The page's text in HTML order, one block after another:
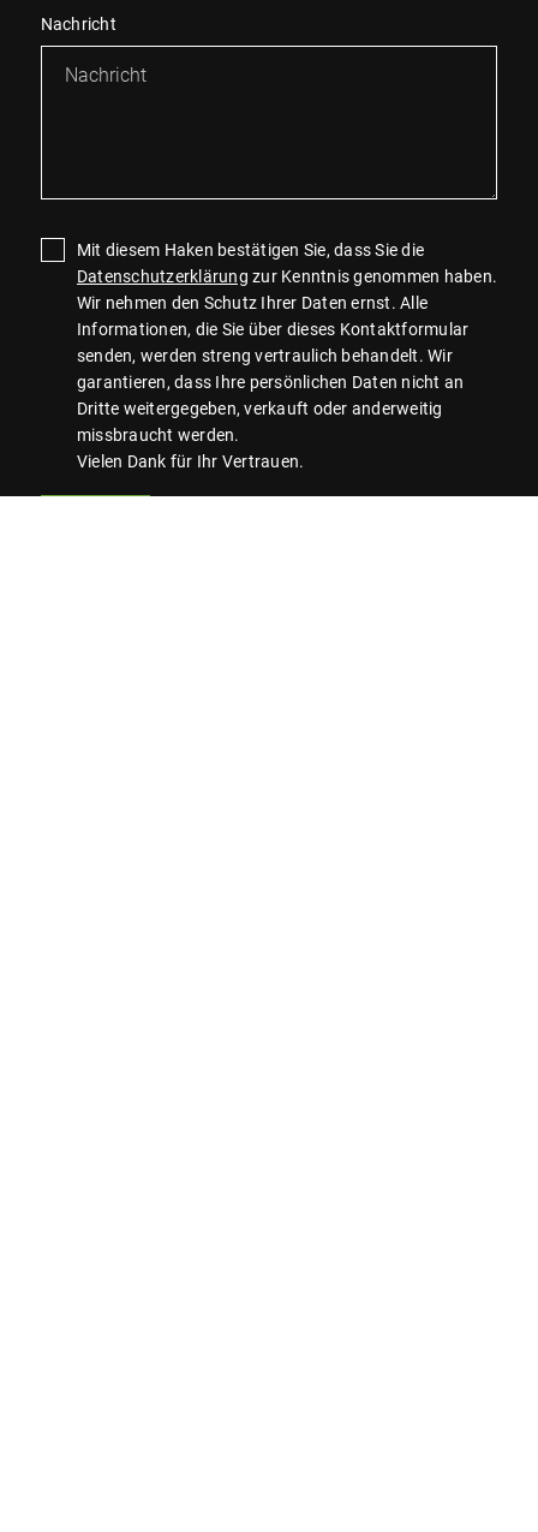
Nachricht
Mit diesem Haken bestätigen Sie, dass Sie die
Datenschutzerklärung zur Kenntnis genommen haben.
Wir nehmen den Schutz Ihrer Daten ernst. Alle
Informationen, die Sie über dieses Kontaktformular
senden, werden streng vertraulich behandelt. Wir
garantieren, dass Ihre persönlichen Daten nicht an
Dritte weitergegeben, verkauft oder anderweitig
missbraucht werden.
Vielen Dank für Ihr Vertrauen.